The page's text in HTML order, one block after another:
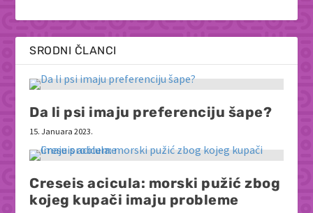
SRODNI ČLANCI
Da li psi imaju preferenciju šape?
15. Januara 2023.
Creseis acicula: morski pužić zbog
kojeg kupači imaju probleme